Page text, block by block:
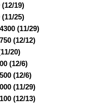
19)
25)
(11/29)
(12/12)
20)
(12/6)
(12/6)
(11/29)
(12/13)